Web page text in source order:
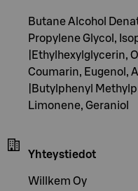
Butane Alcohol
Propylene Glycol,
|Ethylhexylglycerin,
Coumarin, Eugenol,
|Butylphenyl
Limonene, Geraniol
Yhteystiedot
Willkem Oy